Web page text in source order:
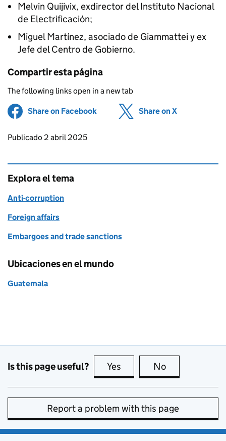
Melvin Quijivix, exdirector del Instituto Nacional
de Electrificación;
Miguel Martínez, asociado de Giammattei y ex
Jefe del Centro de Gobierno.
Compartir esta página
The following links open in a new tab
Share on Facebook (opens in new tab)
Share on X
Updates to this page
Publicado 2 abril 2025
Explora el tema
Anti-corruption
Foreign affairs
Embargoes and trade sanctions
Ubicaciones en el mundo
Guatemala
Is this page useful? Yes this page is useful
No
Report a problem with this page